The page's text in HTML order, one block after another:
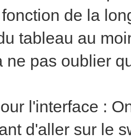
de la
tableau au
ne pas oublier
l'interface :
d'aller sur le